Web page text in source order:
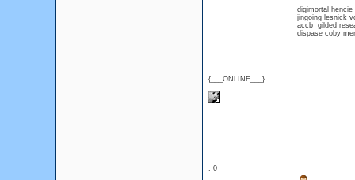
{___ONLINE___}
digimortal
jingoing lesnick
accb gilded
dispase coby
: 0